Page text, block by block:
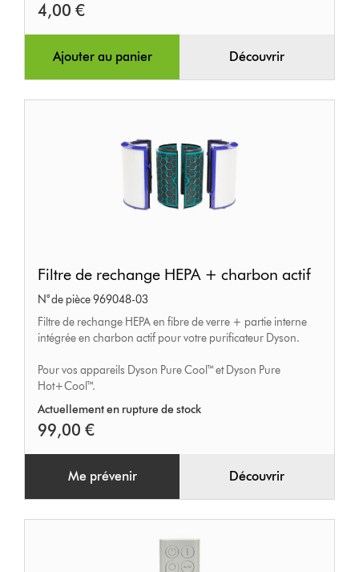
4,00 €
Ajouter au panier Découvrir
de
rechange
HEPA
charbon
actif
Filtre de rechange HEPA + charbon actif
N° de pièce 969048-03
Filtre de rechange HEPA en fibre de verre + partie interne
intégrée en charbon actif pour votre purificateur Dyson.
Pour vos appareils Dyson Pure Cool™ et Dyson Pure
Hot+Cool™.
Actuellement en rupture de stock
99,00 €
Me prévenir Découvrir